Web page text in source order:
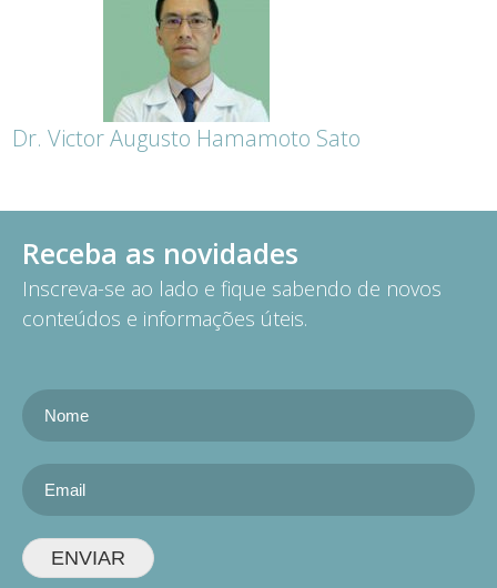
Dr. Victor Augusto Hamamoto Sato
Receba as novidades
Inscreva-se ao lado e fique sabendo de novos
conteúdos e informações úteis.
ENVIAR